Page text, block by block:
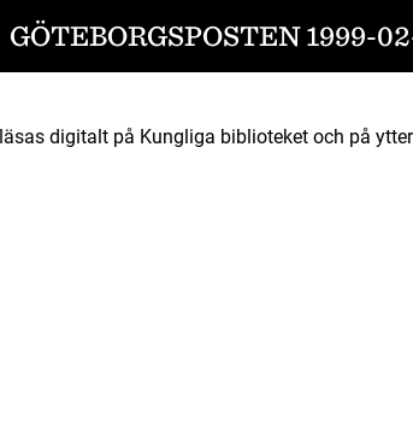
GÖTEBORGSPOSTEN 1999-
digitalt på Kungliga biblioteket och på